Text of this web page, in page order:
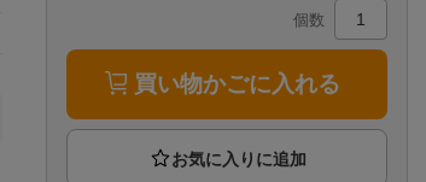
個数
買い物かごに入れる